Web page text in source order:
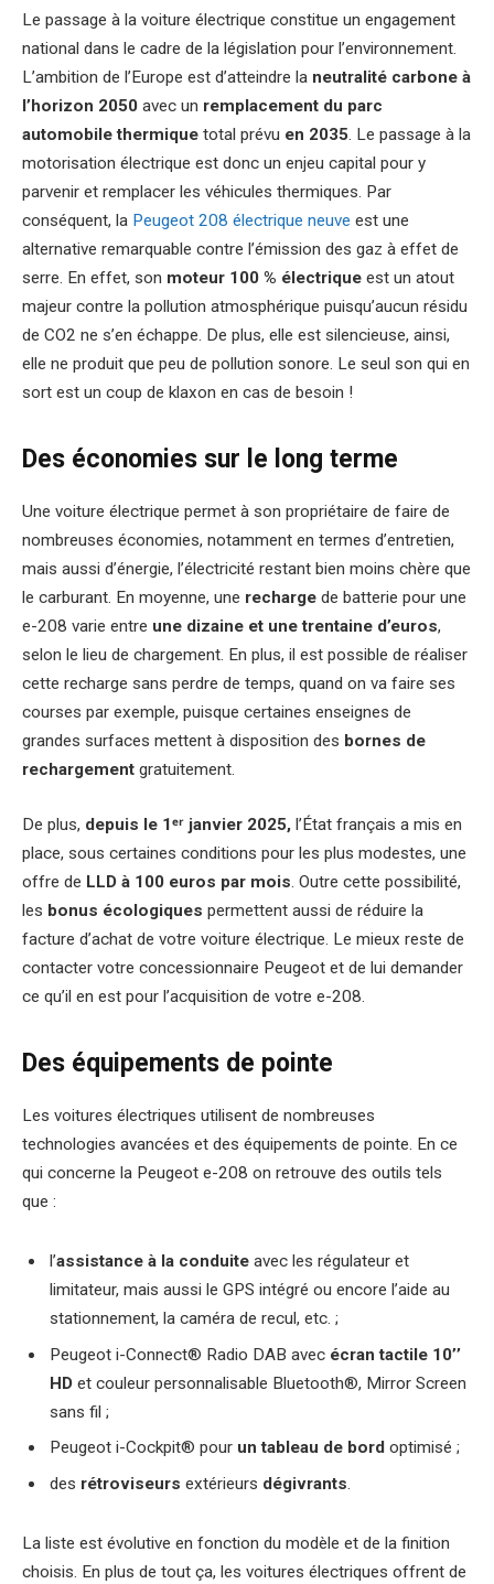
Le passage à la voiture électrique constitue un engagement
national dans le cadre de la législation pour l’environnement.
L’ambition de l’Europe est d’atteindre la neutralité carbone à
l’horizon 2050 avec un remplacement du parc
automobile thermique total prévu en 2035. Le passage à la
motorisation électrique est donc un enjeu capital pour y
parvenir et remplacer les véhicules thermiques. Par
conséquent, la Peugeot 208 électrique neuve est une
alternative remarquable contre l’émission des gaz à effet de
serre. En effet, son moteur 100 % électrique est un atout
majeur contre la pollution atmosphérique puisqu’aucun résidu
de CO2 ne s’en échappe. De plus, elle est silencieuse, ainsi,
elle ne produit que peu de pollution sonore. Le seul son qui en
sort est un coup de klaxon en cas de besoin !
Des économies sur le long terme
Une voiture électrique permet à son propriétaire de faire de
nombreuses économies, notamment en termes d’entretien,
mais aussi d’énergie, l’électricité restant bien moins chère que
le carburant. En moyenne, une recharge de batterie pour une
e-208 varie entre une dizaine et une trentaine d’euros,
selon le lieu de chargement. En plus, il est possible de réaliser
cette recharge sans perdre de temps, quand on va faire ses
courses par exemple, puisque certaines enseignes de
grandes surfaces mettent à disposition des bornes de
rechargement gratuitement.
De plus, depuis le 1ᵉʳ janvier 2025, l’État français a mis en
place, sous certaines conditions pour les plus modestes, une
offre de LLD à 100 euros par mois. Outre cette possibilité,
les bonus écologiques permettent aussi de réduire la
facture d’achat de votre voiture électrique. Le mieux reste de
contacter votre concessionnaire Peugeot et de lui demander
ce qu’il en est pour l’acquisition de votre e-208.
Des équipements de pointe
Les voitures électriques utilisent de nombreuses
technologies avancées et des équipements de pointe. En ce
qui concerne la Peugeot e-208 on retrouve des outils tels
que :
l’assistance à la conduite avec les régulateur et
limitateur, mais aussi le GPS intégré ou encore l’aide au
stationnement, la caméra de recul, etc. ;
Peugeot i-Connect® Radio DAB avec écran tactile 10’’
HD et couleur personnalisable Bluetooth®, Mirror Screen
sans fil ;
Peugeot i-Cockpit® pour un tableau de bord optimisé ;
des rétroviseurs extérieurs dégivrants.
La liste est évolutive en fonction du modèle et de la finition
choisis. En plus de tout ça, les voitures électriques offrent de